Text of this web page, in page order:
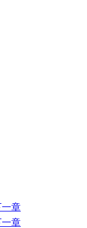
一章
一章